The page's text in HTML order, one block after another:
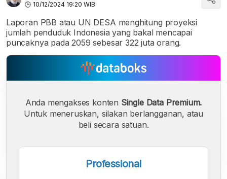
10/12/2024 19:20 WIB
Laporan PBB atau UN DESA menghitung proyeksi
jumlah penduduk Indonesia yang bakal mencapai
puncaknya pada 2059 sebesar 322 juta orang.
Anda mengakses konten Single Data Premium.
Untuk meneruskan, silakan berlangganan, atau
beli secara satuan.
Professional